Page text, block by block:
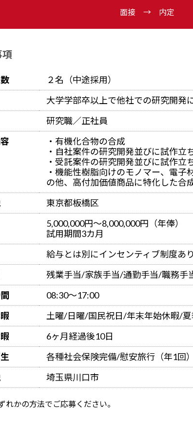
面接 → 内定
項
２名（中途採用）
大学学部卒以上で他社での研究開発
研究職／正社員
・有機化合物の合成
・自社案件の研究開発並びに試作立
・受託案件の研究開発並びに試作立
・機能性樹脂向けのモノマー、電子
の他、高付加価値商品に特化した合成
東京都板橋区
5,000,000円～8,000,000円（年俸）
試用期間3カ月
給与とは別にインセンティブ制度あり
残業手当/家族手当/通勤手当/職務手
08:30～17:00
土曜/日曜/国民祝日/年末年始休暇/夏
6ヶ月経過後10日
各種社会保険完備/慰安旅行（年1回）
埼玉県川口市
れかの方法でご応募ください。